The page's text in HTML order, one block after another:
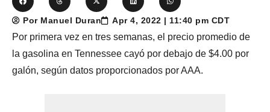
Por Manuel Duran Apr 4, 2022 | 11:40 pm CDT
Por primera vez en tres semanas, el precio promedio de
la gasolina en Tennessee cayó por debajo de $4.00 por
galón, según datos proporcionados por AAA.